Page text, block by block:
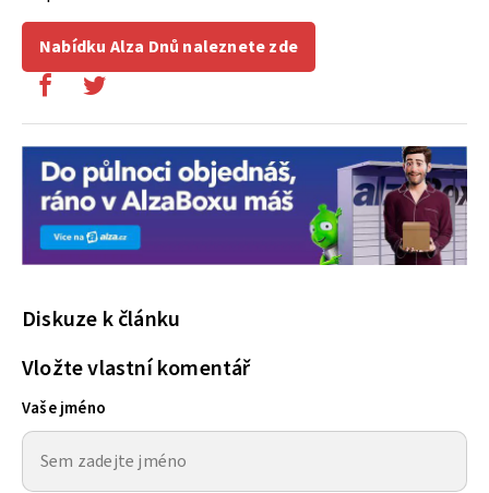
Nabídku Alza Dnů naleznete zde
Diskuze k článku
Vložte vlastní komentář
Vaše jméno